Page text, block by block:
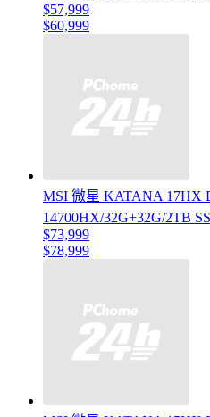
$57,999
$60,999
MSI 微星 KATANA 17HX
14700HX/32G+32G/2TB
$73,999
$78,999